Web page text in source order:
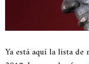
Ya está aquí la lista de